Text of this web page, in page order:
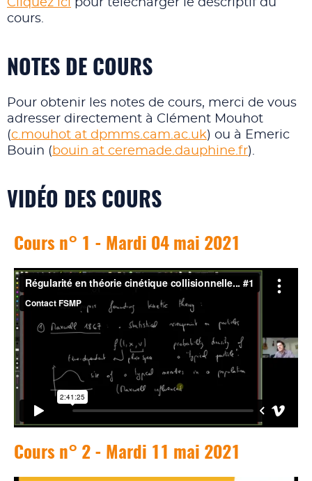
Cliquez ici pour télécharger le descriptif du
cours.
NOTES DE COURS
Pour obtenir les notes de cours, merci de vous
adresser directement à Clément Mouhot
(c.mouhot at dpmms.cam.ac.uk) ou à Emeric
Bouin ( bouin at ceremade.dauphine.fr).
VIDÉO DES COURS
Cours n° 1 - Mardi 04 mai 2021
Cours n° 2 - Mardi 11 mai 2021